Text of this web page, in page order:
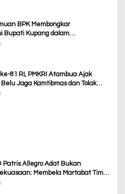
BPK Membongkar
Bupati Kupang dalam
Regulasi
81 RI, PMKRI Atambua Ajak
Jaga Kamtibmas dan Tolak
Patris Allegro Adat Bukan
Membela Martabat Timor